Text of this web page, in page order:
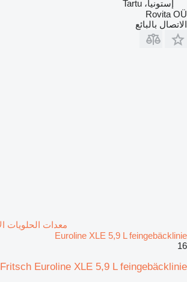
إستونيا، Tartu
Rovita OÜ
الاتصال بالبائع
Euroline XLE 5,9 L feingebäcklinie
16
Fritsch Euroline XLE 5,9 L feingebäcklinie